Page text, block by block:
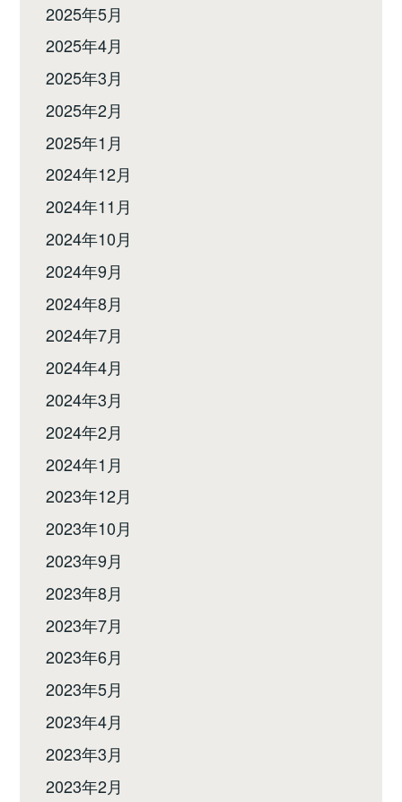
2025年5月
2025年4月
2025年3月
2025年2月
2025年1月
2024年12月
2024年11月
2024年10月
2024年9月
2024年8月
2024年7月
2024年4月
2024年3月
2024年2月
2024年1月
2023年12月
2023年10月
2023年9月
2023年8月
2023年7月
2023年6月
2023年5月
2023年4月
2023年3月
2023年2月